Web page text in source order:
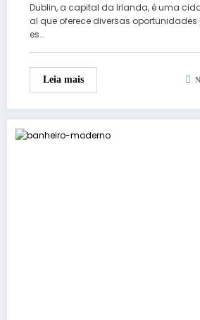
Dublin, a capital da Irlanda, é uma
al que oferece diversas
es…
Leia mais